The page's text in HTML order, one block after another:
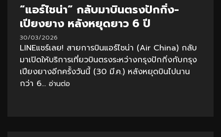
“แอร์ไชน่า” กลับมาบินตรงปักกิ่ง-
เปียงยาง หลังหยุดยาว 6 ปี
30/03/2026
LINEแชร์เลย! สายการบินแอร์ไชน่า (Air China) กลับ
มาเปิดให้บริการเที่ยวบินตรงระหว่างกรุงปักกิ่งกับกรุง
เปียงยางอีกครั้งวันนี้ (30 มี.ค.) หลังหยุดบินไปนาน
กว่า 6... อ่านต่อ